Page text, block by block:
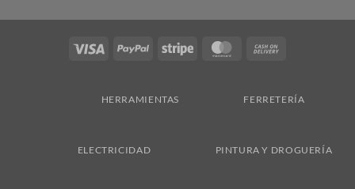
Visa PayPal Stripe MasterCard
HERRAMIENTAS FERRETERÍA
ELECTRICIDAD PINTURA Y DROGUERÍA